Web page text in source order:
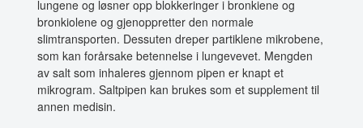
lungene og løsner opp blokkeringer i bronkiene og
bronkiolene og gjenoppretter den normale
slimtransporten. Dessuten dreper partiklene mikrobene,
som kan forårsake betennelse i lungevevet. Mengden
av salt som inhaleres gjennom pipen er knapt et
mikrogram. Saltpipen kan brukes som et supplement til
annen medisin.